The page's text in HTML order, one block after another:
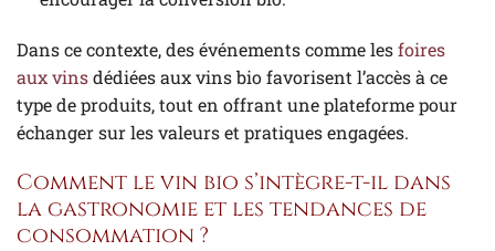
Dans ce contexte, des événements comme lesfoires
aux vinsdédiées aux vins bio favorisent l’accès à ce
type de produits, tout en offrant une plateforme pour
échanger sur les valeurs et pratiques engagées.
Comment le vin bio s’intègre-t-il dans
la gastronomie et les tendances de
consommation ?